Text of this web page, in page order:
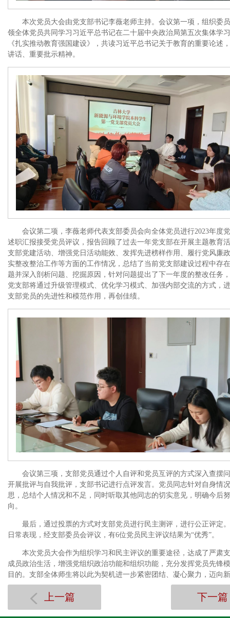
本次党员大会由党支部书记李薇老师主持。会议第一项，组织委
领全体党员共同学习习近平总书记在二十届中央政治局第五次集体学
《扎实推动教育强国建设》，共读习近平总书记关于教育的重要论述
讲话、重要批示精神。
会议第二项，李薇老师代表支部委员会向全体党员进行2023年度
述职汇报接受党员评议，报告回顾了过去一年党支部在开展主题教育
支部党建活动、增强党日活动能效、发挥先进榜样作用、履行党风廉
实整改整治工作等方面的工作情况，总结了当前党支部建设过程中存
题并深入剖析问题、挖掘原因，针对问题提出了下一年度的整改任务
党支部将通过升级管理模式、优化学习模式、加强内部交流的方式，
支部党员的先进性和模范作用，再创佳绩。
会议第三项，支部党员通过个人自评和党员互评的方式深入查摆
开展批评与自我批评，支部书记进行点评发言。党员同志针对自身情
思，总结个人情况和不足，同时听取其他同志的切实意见，明确今后
向。
最后，通过投票的方式对支部党员进行民主测评，进行公正评定
日常表现，经支部委员会评议，有6位党员民主评议结果为“优秀”。
本次党员大会作为组织学习和民主评议的重要途径，达成了严肃
成员政治生活，增强党组织政治功能和组织功能，充分发挥党员先锋
目的。支部全体师生将以此为契机进一步紧密团结、凝心聚力，迈向
上一篇 下一篇